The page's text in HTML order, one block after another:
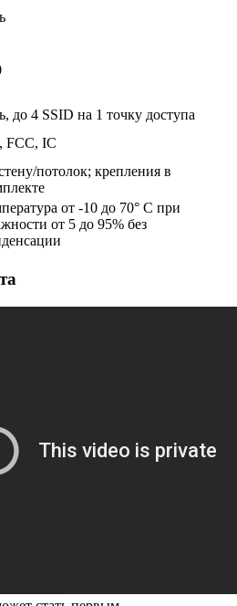
до 4 SSID на 1 точку доступа
FCC, IC
потолок; крепления в
от -10 до 70° C при
от 5 до 95% без